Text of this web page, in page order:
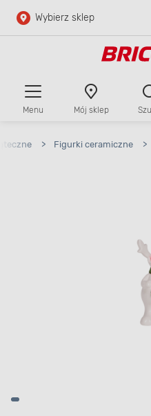
Przejdź do głównej
Wybierz sklep
Menu Mój sklep
> Figurki ceramiczne >